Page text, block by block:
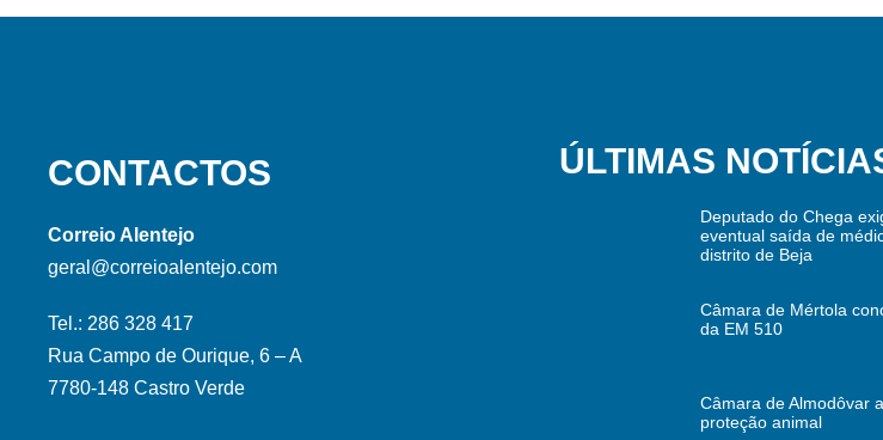
CONTACTOS
Correio Alentejo
geral@correioalentejo.com
Tel.: 286 328 417
Rua Campo de Ourique, 6 – A
7780-148 Castro Verde
ÚLTIMAS
Deputado do Chega
eventual saída de
distrito de Beja
Câmara de Mértola
da EM 510
Câmara de Almodôvar
proteção animal